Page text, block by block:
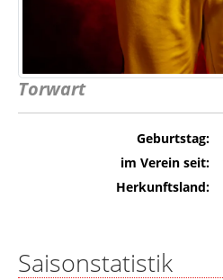
Torwart
Geburtstag:
im Verein seit:
Herkunftsland:
Saisonstatistik